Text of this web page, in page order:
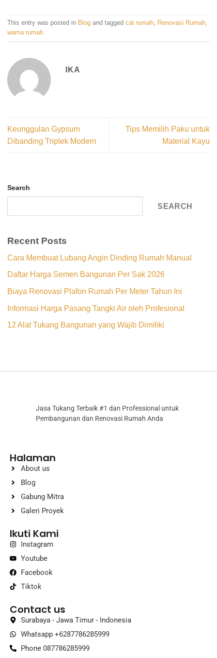
This entry was posted in Blog and tagged cat rumah, Renovasi Rumah,
warna rumah.
IKA
Keunggulan Gypsum
Dibanding Triplek Modern
Tips Memilih Paku untuk
Material Kayu
Search
SEARCH
Recent Posts
Cara Membuat Lubang Angin Dinding Rumah Manual
Daftar Harga Semen Bangunan Per Sak 2026
Biaya Renovasi Plafon Rumah Per Meter Tahun Ini
Informasi Harga Pasang Tangki Air oleh Profesional
12 Alat Tukang Bangunan yang Wajib Dimiliki
Jasa Tukang Terbaik #1 dan Professional untuk
Pembangunan dan Renovasi Rumah Anda
Halaman
About us
Blog
Gabung Mitra
Galeri Proyek
Ikuti Kami
Instagram
Youtube
Facebook
Tiktok
Contact us
Surabaya - Jawa Timur - Indonesia
Whatsapp +6287786285999
Phone 087786285999